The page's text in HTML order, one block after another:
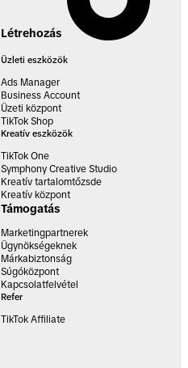
Létrehozás
Üzleti eszközök
Ads Manager
Business Account
Üzeti központ
TikTok Shop
Kreatív eszközök
TikTok One
Symphony Creative Studio
Kreatív tartalomtőzsde
Kreatív központ
Támogatás
Marketingpartnerek
Ügynökségeknek
Márkabiztonság
Súgóközpont
Kapcsolatfelvétel
Refer
TikTok Affiliate